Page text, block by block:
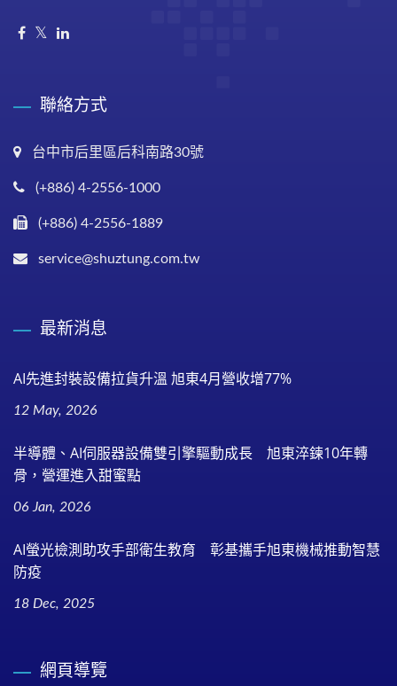
聯絡方式
台中市后里區后科南路30號
(+886) 4-2556-1000
(+886) 4-2556-1889
service@shuztung.com.tw
最新消息
AI先進封裝設備拉貨升溫 旭東4月營收增77%
12 May, 2026
半導體、AI伺服器設備雙引擎驅動成長 旭東淬鍊10年轉
骨，營運進入甜蜜點
06 Jan, 2026
AI螢光檢測助攻手部衛生教育 彰基攜手旭東機械推動智慧
防疫
18 Dec, 2025
網頁導覽